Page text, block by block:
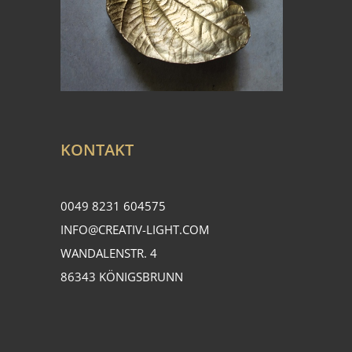
KONTAKT
0049 8231 604575
INFO@CREATIV-LIGHT.COM
WANDALENSTR. 4
86343 KÖNIGSBRUNN